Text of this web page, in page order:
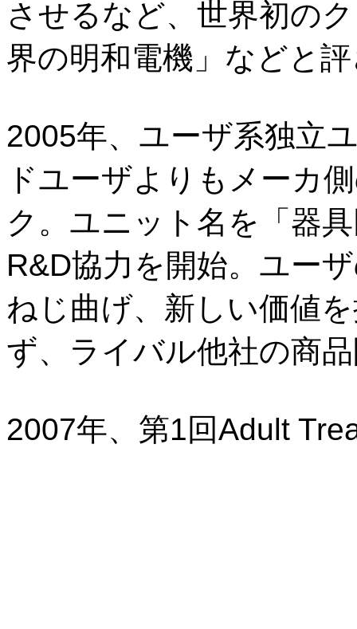
させるなど、世界初の
界の明和電機」などと
2005年、ユーザ系独立
ドユーザよりもメーカ
ク。ユニット名を「器
R&D協力を開始。ユー
ねじ曲げ、新しい価値
ず、ライバル他社の商
2007年、第1回Adult